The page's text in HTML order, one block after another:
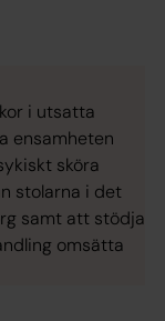
i utsatta
ensamheten
sköra
stolarna i det
samt att stödja
omsätta